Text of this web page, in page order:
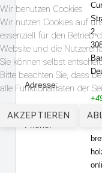
2,
Adresse:
58
Phone:
Wir benutzen Cookies
Wir nutzen Cookies auf
essenziell für den Betrieb
Website und die
Sie können selbst
Bitte beachten Sie, dass
alle Funktionalitäten der
AKZEPTIEREN